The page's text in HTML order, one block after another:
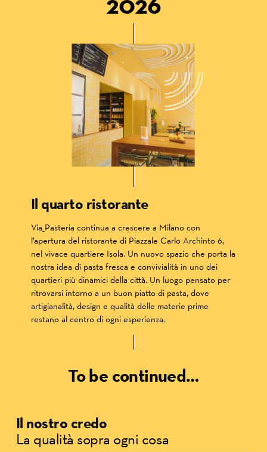
Il quarto ristorante
Via_Pasteria continua a crescere a Milano con
l’apertura del ristorante di Piazzale Carlo Archinto 6,
nel vivace quartiere Isola. Un nuovo spazio che porta la
nostra idea di pasta fresca e convivialità in uno dei
quartieri più dinamici della città. Un luogo pensato per
ritrovarsi intorno a un buon piatto di pasta, dove
artigianalità, design e qualità delle materie prime
restano al centro di ogni esperienza.
To be continued…
Il nostro credo
La qualità sopra ogni cosa